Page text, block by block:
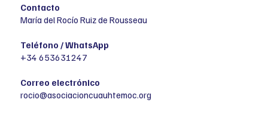
Contacto
María del Rocío Ruiz de Rousseau
Teléfono / WhatsApp
+34 653631247
Correo electrónico
rocio@asociacioncuauhtemoc.org